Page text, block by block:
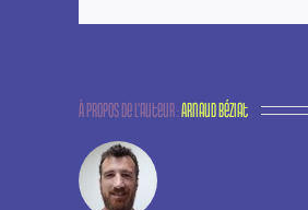
À propos de l'auteur :Arnaud Béziat